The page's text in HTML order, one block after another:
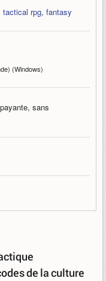
tactical rpg, fantasy
(Windows)
sans
de la culture